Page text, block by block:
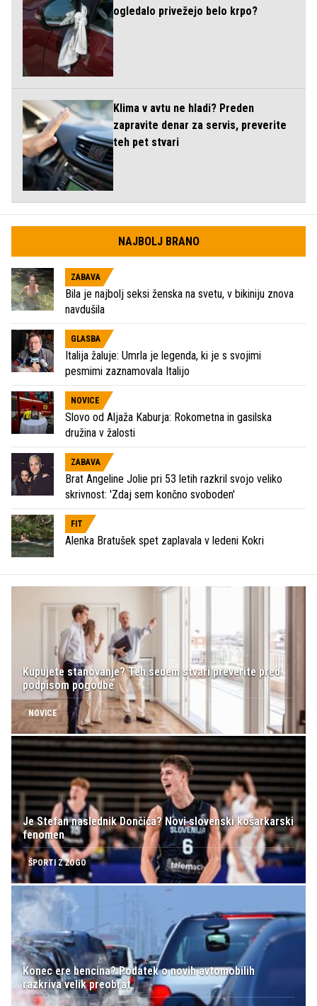
ogledalo privežejo belo krpo?
Klima v avtu ne hladi? Preden
zapravite denar za servis, preverite
teh pet stvari
NAJBOLJ BRANO
ZABAVA
Bila je najbolj seksi ženska na svetu, v bikiniju znova
navdušila
GLASBA
Italija žaluje: Umrla je legenda, ki je s svojimi
pesmimi zaznamovala Italijo
NOVICE
Slovo od Aljaža Kaburja: Rokometna in gasilska
družina v žalosti
ZABAVA
Brat Angeline Jolie pri 53 letih razkril svojo veliko
skrivnost: 'Zdaj sem končno svoboden'
FIT
Alenka Bratušek spet zaplavala v ledeni Kokri
Kupujete stanovanje? Teh sedem stvari preverite pred
podpisom pogodbe
NOVICE
Je Stefan naslednik Dončića? Novi slovenski košarkarski
fenomen
ŠPORTI Z ŽOGO
Konec ere bencina? Podatek o novih avtomobilih
razkriva velik preobrat